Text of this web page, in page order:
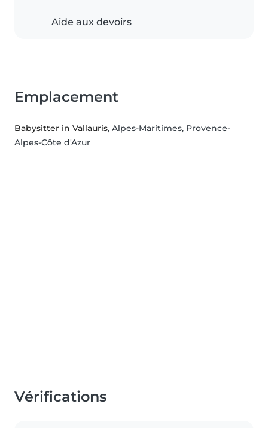
Aide aux devoirs
Emplacement
Babysitter in Vallauris, Alpes-Maritimes, Provence-
Alpes-Côte d'Azur
Vérifications